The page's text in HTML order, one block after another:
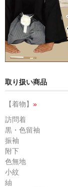
取り扱い商品
【着物】 »
訪問着
黒・色留袖
振袖
附下
色無地
小紋
紬